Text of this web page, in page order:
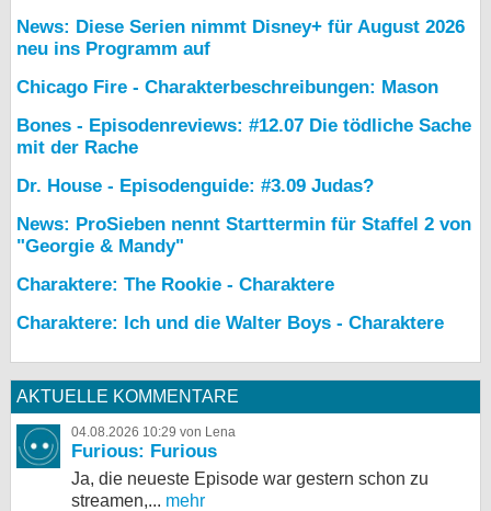
News: Diese Serien nimmt Disney+ für August 2026
neu ins Programm auf
Chicago Fire - Charakterbeschreibungen: Mason
Bones - Episodenreviews: #12.07 Die tödliche Sache
mit der Rache
Dr. House - Episodenguide: #3.09 Judas?
News: ProSieben nennt Starttermin für Staffel 2 von
"Georgie & Mandy"
Charaktere: The Rookie - Charaktere
Charaktere: Ich und die Walter Boys - Charaktere
AKTUELLE KOMMENTARE
04.08.2026 10:29 von Lena
Furious: Furious
Ja, die neueste Episode war gestern schon zu
streamen,... mehr